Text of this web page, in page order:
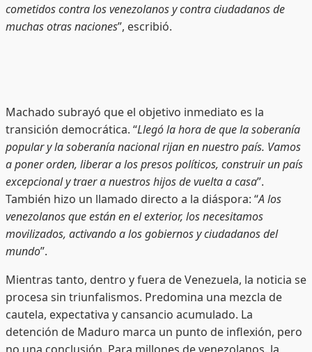
cometidos contra los venezolanos y contra ciudadanos de
muchas otras naciones”, escribió.
Machado subrayó que el objetivo inmediato es la
transición democrática. “Llegó la hora de que la soberanía
popular y la soberanía nacional rijan en nuestro país. Vamos
a poner orden, liberar a los presos políticos, construir un país
excepcional y traer a nuestros hijos de vuelta a casa”.
También hizo un llamado directo a la diáspora: “A los
venezolanos que están en el exterior, los necesitamos
movilizados, activando a los gobiernos y ciudadanos del
mundo”.
Mientras tanto, dentro y fuera de Venezuela, la noticia se
procesa sin triunfalismos. Predomina una mezcla de
cautela, expectativa y cansancio acumulado. La
detención de Maduro marca un punto de inflexión, pero